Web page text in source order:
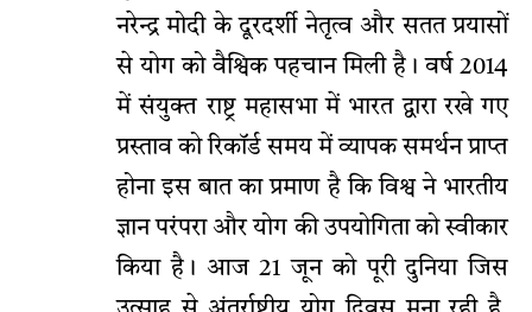
नरेन्द्र मोदी के दूरदर्शी नेतृत्व और सतत प्रयासों
से योग को वैश्विक पहचान मिली है। वर्ष 2014
में संयुक्त राष्ट्र महासभा में भारत द्वारा रखे गए
प्रस्ताव को रिकॉर्ड समय में व्यापक समर्थन प्राप्त
होना इस बात का प्रमाण है कि विश्व ने भारतीय
ज्ञान परंपरा और योग की उपयोगिता को स्वीकार
किया है। आज 21 जून को पूरी दुनिया जिस